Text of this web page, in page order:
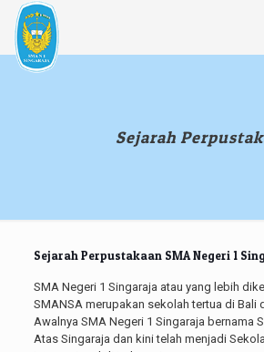
Sejarah
Sejarah Perpustakaan SMA Negeri 1
SMA Negeri 1 Singaraja atau yang lebih
SMANSA merupakan sekolah tertua di Bali
Awalnya SMA Negeri 1 Singaraja bernama
Atas Singaraja dan kini telah menjadi